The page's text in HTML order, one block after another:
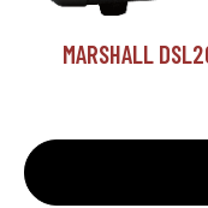
MARSHALL